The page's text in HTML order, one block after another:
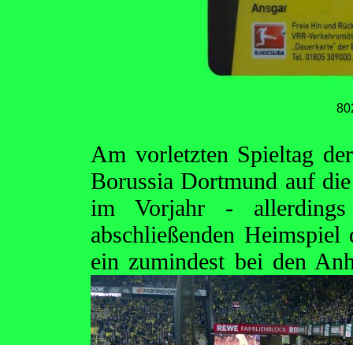
Am vorletzten Spieltag
Borussia Dortmund auf
im Vorjahr -
abschließenden
ein zumindest bei den